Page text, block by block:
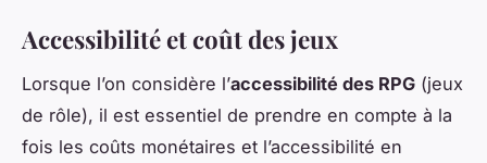
Accessibilité et coût des jeux
Lorsque l’on considère l’accessibilité des RPG (jeux
de rôle), il est essentiel de prendre en compte à la
fois les coûts monétaires et l’accessibilité en